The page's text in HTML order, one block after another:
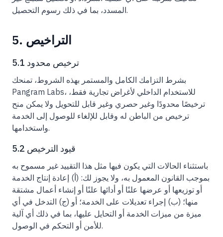
المسدد، بما في ذلك رسوم التحصيل.
5. التراخيص
5.1 ترخيص محدود
بشرط التزامك الكامل والمستمر بهذه الشروط، تمنحك
Pangram Labs، للاستخدام الداخلي لأغراض تجارية فقط،
ترخيصًا محدودًا وغير حصري وغير قابل للتحويل ولا يمكن منح
ترخيص من الباطن له وقابل للإلغاء للوصول إلى الخدمة
واستخدامها.
5.2 قيود الترخيص
باستثناء الحالات التي يكون فيها مثل هذا التقييد غير مسموح به
بموجب القانون المعمول به، ولا يجوز لك: (أ) إعادة إنتاج الخدمة
أو توزيعها أو عرضها علنًا أو أدائها علنًا أو إنشاء أعمال مشتقة
منها؛ (ب) إجراء تعديلات على الخدمة؛ أو (ج) التدخل في أي
ميزة من ميزات الخدمة أو التحايل عليها، بما في ذلك أي آلية
للأمن أو التحكم في الوصول.